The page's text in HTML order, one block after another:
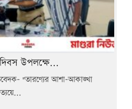
দিবস উপলক্ষে...
"তারণ্যের আশা-আকাঙ্খা